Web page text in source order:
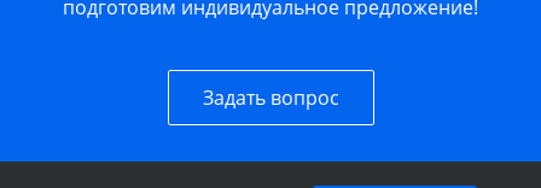
подготовим индивидуальное предложение!
Задать вопрос